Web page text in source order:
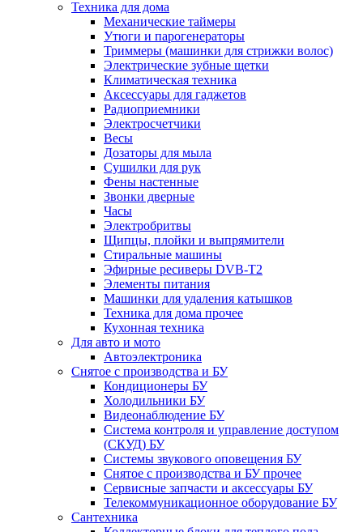
Техника для дома
Механические таймеры
Утюги и парогенераторы
Триммеры (машинки для стрижки волос)
Электрические зубные щетки
Климатическая техника
Аксессуары для гаджетов
Радиоприемники
Электросчетчики
Весы
Дозаторы для мыла
Сушилки для рук
Фены настенные
Звонки дверные
Часы
Электробритвы
Щипцы, плойки и выпрямители
Стиральные машины
Эфирные ресиверы DVB-T2
Элементы питания
Машинки для удаления катышков
Техника для дома прочее
Кухонная техника
Для авто и мото
Автоэлектроника
Снятое с производства и БУ
Кондиционеры БУ
Холодильники БУ
Видеонаблюдение БУ
Система контроля и управление доступом
(СКУД) БУ
Системы звукового оповещения БУ
Снятое с производства и БУ прочее
Сервисные запчасти и аксессуары БУ
Телекоммуникационное оборудование БУ
Сантехника